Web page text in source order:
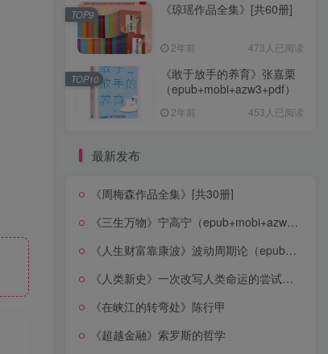
《琼瑶作品全集》[共60册]
2年前 473人已阅读
TOP9
《敢于放手的养育》张嘉栗
（epub+mobi+azw3+pdf）
2年前 453人已阅读
TOP10
最新发布
《周梅森作品全集》[共30册]
《三生万物》宁高宁（epub+mobi+azw3+pdf）
《人生财富靠康波》波动周期论（epub+mobi+azw3+pdf）
《人类新史》一次改写人类命运的尝试（epub+mobi+azw3+pdf）
《在峡江的转弯处》陈行甲
《超越金融》索罗斯的哲学